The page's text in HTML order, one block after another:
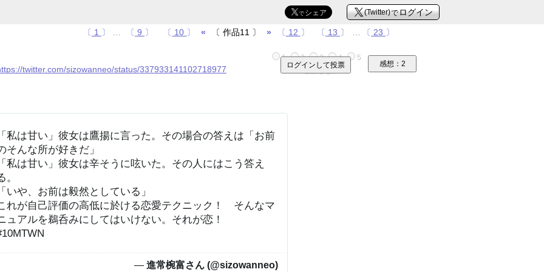
Ｘ(Twitter)でログイン
Ｘで シェア
〔 1 〕 〔 9 〕 〔 10 〕 « 〔 作品11 〕 » 〔 12 〕 〔 13 〕 〔 23 〕
twitter.com/sizowanneo/status/337933141102718977
1 2 3 4 5
投票しない
感想：2
ログインして投票
私は甘い」彼女は鷹揚に言った。その場合の答えは「お前
そんな所が好きだ」
私は甘い」彼女は辛そうに呟いた。その人にはこう答え
。
いや、お前は毅然としている」
れが自己評価の高低に於ける恋愛テクニック！　そんなマ
ュアルを鵜呑みにしてはいけない。それが恋！
— 進常椀富さん (@sizowanneo)